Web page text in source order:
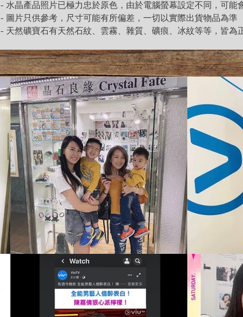
- 水晶產品照片已極力忠於原色，由於電腦螢幕設定不同，可能
- 圖片只供參考，尺寸可能有所偏差，一切以實際出貨物品為準
- 天然礦寶石有天然石紋、雲霧、雜質、礦痕、冰紋等等，皆為